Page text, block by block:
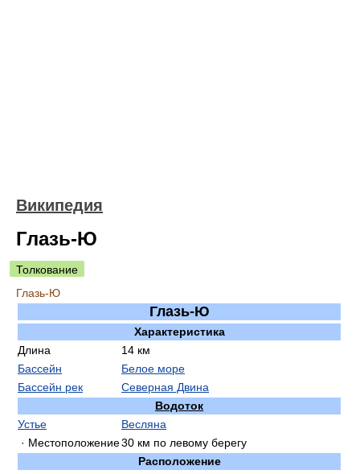
Википедия
Глазь-Ю
Толкование
Глазь-Ю
Глазь-Ю
Характеристика
Длина
14 км
Бассейн
Белое море
Бассейн рек
Северная Двина
Водоток
Устье
Весляна
· Местоположение30 км по левому берегу
Расположение